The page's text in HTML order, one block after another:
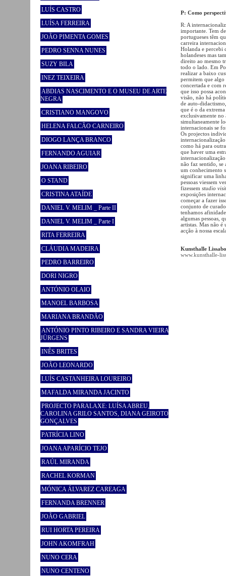
LUÍS CASTRO
LUÍSA FERREIRA
JOÃO PIMENTA GOMES
PEDRO SENNA NUNES
SUZY BILA
INEZ TEIXEIRA
ABDIAS NASCIMENTO E O MUSEU DE ARTE
NEGRA
CRISTIANO MANGOVO
HELENA FALCÃO CARNEIRO
DIOGO LANÇA BRANCO
FERNANDO AGUIAR
JOANA RIBEIRO
O STAND
CRISTINA ATAÍDE
DANIEL V. MELIM _ Parte II
DANIEL V. MELIM _ Parte I
RITA FERREIRA
CLÁUDIA MADEIRA
PEDRO BARREIRO
DORI NIGRO
ANTÓNIO OLAIO
MANOEL BARBOSA
MARIANA BRANDÃO
ANTÓNIO PINTO RIBEIRO E SANDRA VIEIRA
JÜRGENS
INÊS BRITES
JOÃO LEONARDO
LUÍS CASTANHEIRA LOUREIRO
MAFALDA MIRANDA JACINTO
PROJECTO PARALAXE: LUÍSA ABREU,
CAROLINA GRILO SANTOS, DIANA GEIROTO
GONÇALVES
PATRÍCIA LINO
JOANA APARÍCIO TEJO
RAÚL MIRANDA
RACHEL KORMAN
MÓNICA ÁLVAREZ CAREAGA
FERNANDA BRENNER
JOÃO GABRIEL
RUI HORTA PEREIRA
JOHN AKOMFRAH
NUNO CERA
NUNO CENTENO
P: Como
R: A
importante. Tem
portugueses têm
carreira
Holanda e percebi
holandeses mas
direito ao mesmo
todo o lado. Em
realizar a baixo
permitem que algo
concertada e com
que isso possa
visão, não há
de auto-
que é o da
exclusivamente no
simultaneamente
internacionais se
Os projectos
como há para
que haver uma
não faz sentido, se
um conhecimento
significar uma
pessoas viessem
fizessem studio
exposições
começar a fazer
conjunto de
tenhamos
algumas pessoas,
artistas. Mas não
acção à nossa
Kunsthalle
www.kunsthalle-